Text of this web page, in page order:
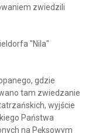
zwiedzili
"Nila"
gdzie
tam zwiedzanie
wyjście
Państwa
na Pęksowym